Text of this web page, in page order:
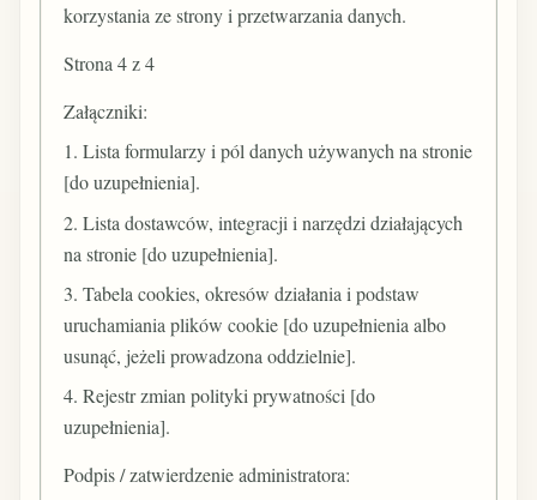
korzystania ze strony i przetwarzania danych.
Strona 4 z 4
Załączniki:
1. Lista formularzy i pól danych używanych na stronie
[do uzupełnienia].
2. Lista dostawców, integracji i narzędzi działających
na stronie [do uzupełnienia].
3. Tabela cookies, okresów działania i podstaw
uruchamiania plików cookie [do uzupełnienia albo
usunąć, jeżeli prowadzona oddzielnie].
4. Rejestr zmian polityki prywatności [do
uzupełnienia].
Podpis / zatwierdzenie administratora: